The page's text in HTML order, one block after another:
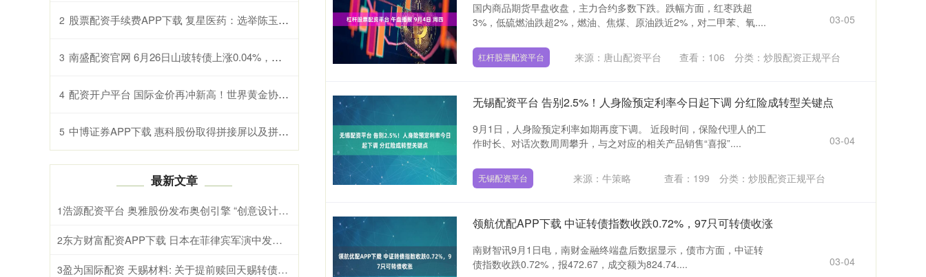
国内商品期货早盘收盘，主力合约多数下跌。跌幅方面，红枣跌超
3%，低硫燃油跌超2%，燃油、焦煤、原油跌近2%，对二甲苯、氧....
03-05
杠杆股票配资平台 来源：唐山配资平台 查看： 106 分类： 炒股配资正规平台
无锡配资平台 告别2.5%！人身险预定利率今日起下调 分红险成转型关键点
9月1日，人身险预定利率如期再度下调。 近段时间，保险代理人的工
作时长、对话次数周周攀升，与之对应的相关产品销售“喜报”....
03-04
无锡配资平台 来源：牛策略 查看： 199 分类： 炒股配资正规平台
领航优配APP下载 中证转债指数收跌0.72%，97只可转债收涨
南财智讯9月1日电，南财金融终端盘后数据显示，债市方面，中证转
债指数收跌0.72%，报472.67，成交额为824.74....
03-04
2 股票配资手续费APP下载 复星医药：选举陈玉卿为董事长，聘任刘毅为首席执行官兼总裁
3 南盛配资官网 6月26日山玻转债上涨0.04%，转股溢价率96.18%
4 配资开户平台 国际金价再冲新高！世界黄金协会：双重驱动下去年全球需求总量创纪录
5 中博证券APP下载 惠科股份取得拼接屏以及拼接显示装置专利
最新文章
1 浩源配资平台 奥雅股份发布奥创引擎 “创意设计+科技”驱动文旅产业
2 东方财富配资APP下载 日本在菲律宾军演中发射88式导弹，系战后首次境外发射进攻型导弹
3 盈为国际配资 天赐材料: 关于提前赎回天赐转债的第四次提示性公告